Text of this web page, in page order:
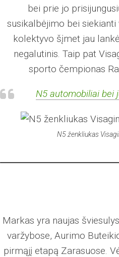
bei prie jo
susikalbėjimo bei
kolektyvo šįmet jau
negalutinis. Taip pat
sporto čempionas
N5 automobiliai bei
N5 ženkliukas
Markas yra naujas
varžybose, Aurimo
pirmąjį etapą Zarasuose.